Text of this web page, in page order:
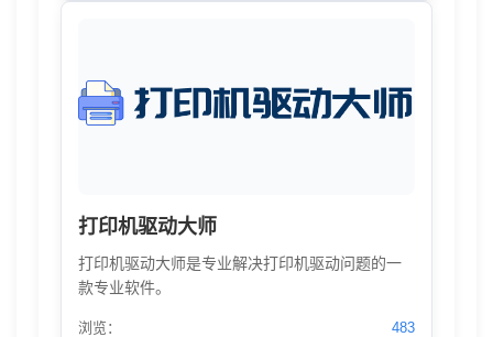
打印机驱动大师
打印机驱动大师是专业解决打印机驱动问题的一
款专业软件。
浏览：
483